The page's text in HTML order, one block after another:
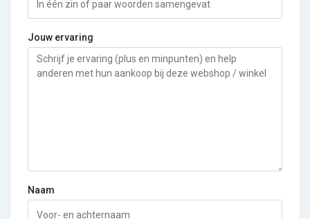
Jouw ervaring
Naam